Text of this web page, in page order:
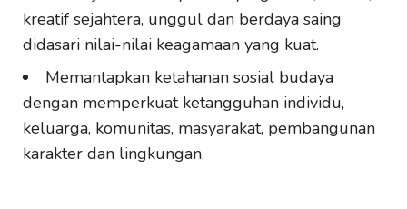
kreatif sejahtera, unggul dan berdaya saing
didasari nilai-nilai keagamaan yang kuat.
Memantapkan ketahanan sosial budaya
dengan memperkuat ketangguhan individu,
keluarga, komunitas, masyarakat, pembangunan
karakter dan lingkungan.